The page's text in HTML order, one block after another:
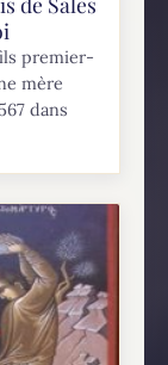
premier-
mère
dans